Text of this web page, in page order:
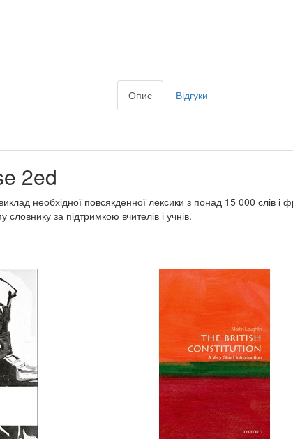
Опис Відгуки
2ed
необхідної повсякденної лексики з понад 15 000 слів і
за підтримкою вчителів і учнів.